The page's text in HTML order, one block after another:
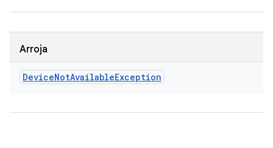
Arroja
DeviceNotAvailableException